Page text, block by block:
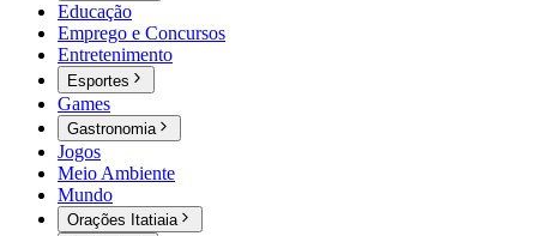
Educação
Emprego e Concursos
Entretenimento
Esportes
Games
Gastronomia
Jogos
Meio Ambiente
Mundo
Orações Itatiaia